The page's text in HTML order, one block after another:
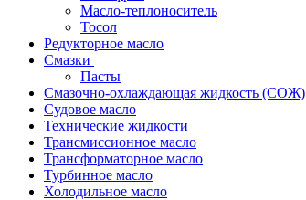
Масло-теплоноситель
Тосол
Редукторное масло
Смазки
Пасты
Смазочно-охлаждающая жидкость (СОЖ)
Судовое масло
Технические жидкости
Трансмиссионное масло
Трансформаторное масло
Турбинное масло
Холодильное масло